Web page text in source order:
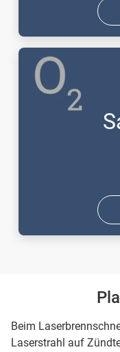
Beim
Laserstrahl auf